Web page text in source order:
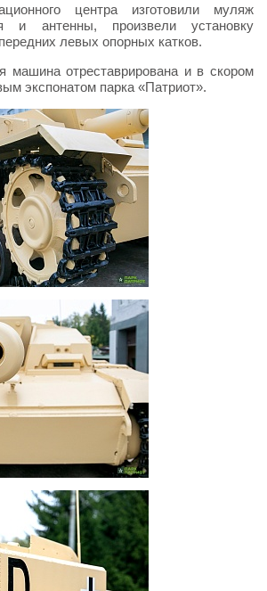
центра изготовили муляж
и антенны, произвели установку
левых опорных катков.
машина отреставрирована и в скором
экспонатом парка «Патриот».